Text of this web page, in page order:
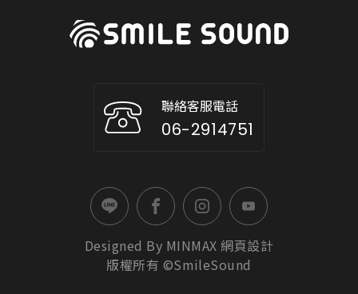
聯絡客服電話
06-2914751
Designed By MINMAX 網頁設計
版權所有 ©SmileSound